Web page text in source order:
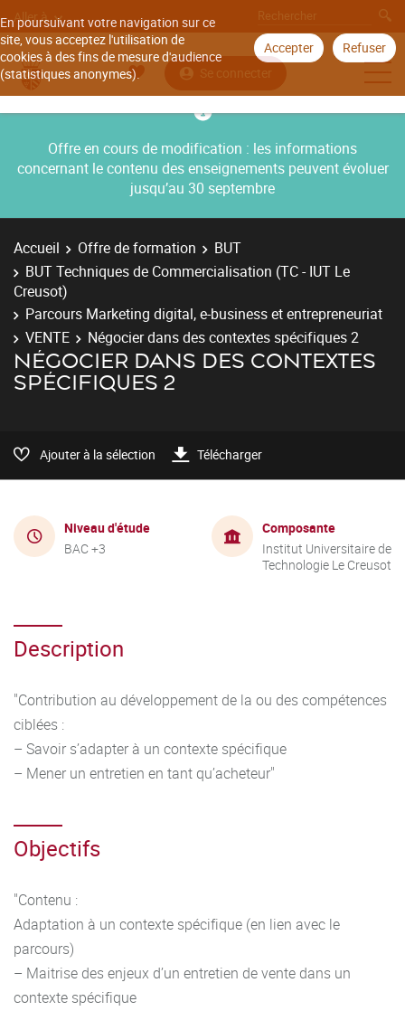
En poursuivant votre navigation sur ce
site, vous acceptez l'utilisation de
cookies à des fins de mesure d'audience
(statistiques anonymes).
Accepter Refuser
Aller à
Se connecter
Offre en cours de modification : les informations
concernant le contenu des enseignements peuvent évoluer
jusqu’au 30 septembre
Accueil Offre de formation
BUT
BUT Techniques de Commercialisation (TC - IUT Le
Creusot)
Parcours Marketing digital, e-business et entrepreneuriat
VENTE
Négocier dans des contextes spécifiques 2
NÉGOCIER DANS DES CONTEXTES
SPÉCIFIQUES 2
Ajouter à la sélection Télécharger
Niveau d'étude
BAC +3
Composante
Institut Universitaire de
Technologie Le Creusot
Description
"Contribution au développement de la ou des compétences
ciblées :
– Savoir s’adapter à un contexte spécifique
– Mener un entretien en tant qu’acheteur"
Objectifs
"Contenu :
Adaptation à un contexte spécifique (en lien avec le
parcours)
– Maitrise des enjeux d’un entretien de vente dans un
contexte spécifique